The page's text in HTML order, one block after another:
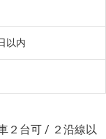
以内
２台可 / ２沿線以